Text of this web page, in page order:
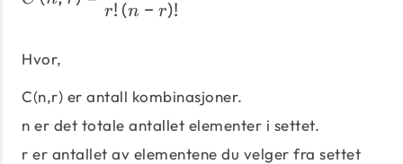
r! (n − r)!
Hvor,
C(n,r) er antall kombinasjoner.
n er det totale antallet elementer i settet.
r er antallet av elementene du velger fra settet